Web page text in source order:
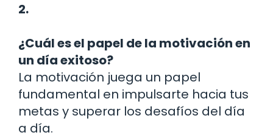
2.
¿Cuál es el papel de la motivación en
un día exitoso?
La motivación juega un papel
fundamental en impulsarte hacia tus
metas y superar los desafíos del día
a día.